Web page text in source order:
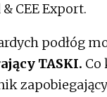
CEE Export.
podłóg
TASKI. Co